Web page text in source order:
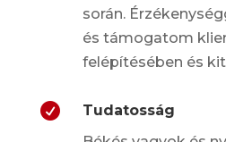
során.
és támogatom
felépítésében és

Tudatosság